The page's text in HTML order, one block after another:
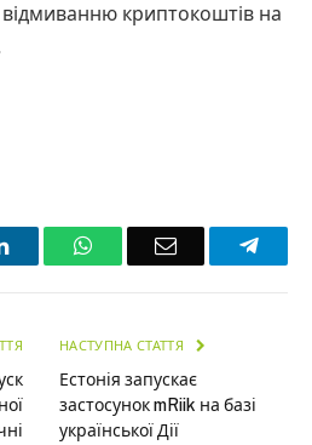
криптокоштів на
LinkedInWhatsAppEmail
НАСТУПНА СТАТТЯ
Естонія запускає
застосунок mRiik на базі
української Дії